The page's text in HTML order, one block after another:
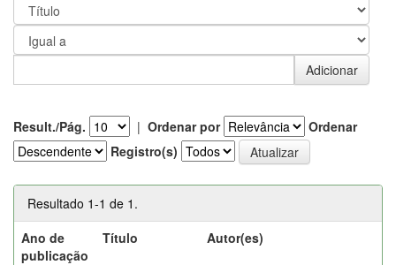
Result./Pág. | Ordenar por
Ordenar
Registro(s)
Resultado 1-1 de 1.
Ano de
publicação
Título Autor(es)